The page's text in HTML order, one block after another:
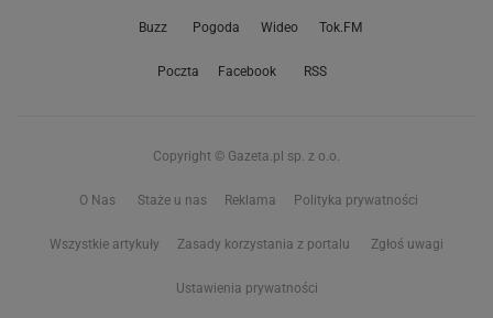
Buzz Pogoda Wideo Tok.FM
Poczta Facebook RSS
Copyright © Gazeta.pl sp. z o.o.
O Nas Staże u nas Reklama Polityka prywatności
Wszystkie artykuły Zasady korzystania z portalu Zgłoś uwagi
Ustawienia prywatności